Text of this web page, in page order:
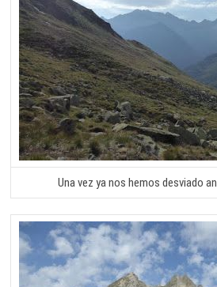
Una vez ya nos hemos desviado